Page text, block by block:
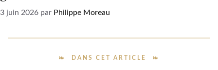
3 juin 2026 par Philippe Moreau
DANS CET ARTICLE